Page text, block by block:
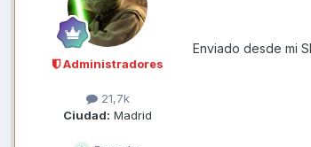
Administradores
21,7k
Ciudad: Madrid
Enviado desde mi